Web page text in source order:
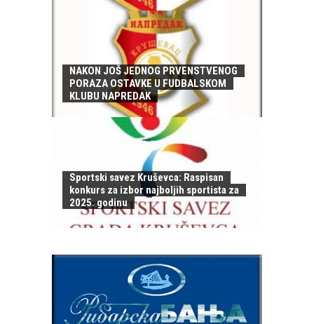
NAKON JOŠ JEDNOG PRVENSTVENOG
PORAZA OSTAVKE U FUDBALSKOM
KLUBU NAPREDAK
Sportski savez Kruševca: Raspisan
konkurs za izbor najboljih sportista za
2025. godinu